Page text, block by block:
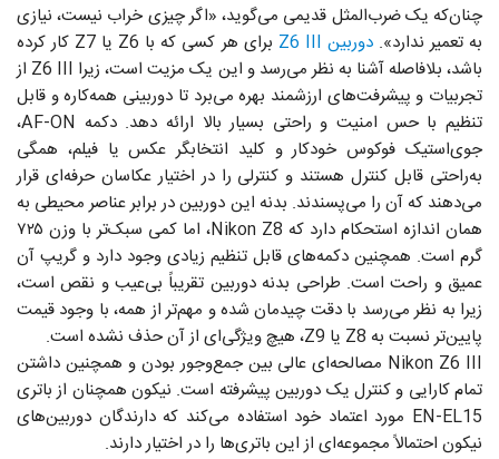
چنان‌که یک ضرب‌المثل قدیمی می‌گوید، «اگر چیزی خراب نیست، نیازی
به تعمیر ندارد».دوربین Z6 III
برای هر کسی که با Z6 یا Z7 کار کرده
باشد، بلافاصله آشنا به نظر می‌رسد و این یک مزیت است، زیرا Z6 III از
تجربیات و پیشرفت‌های ارزشمند بهره می‌برد تا دوربینی همه‌کاره و قابل
تنظیم با حس امنیت و راحتی بسیار بالا ارائه دهد. دکمه AF-ON،
جوی‌استیک فوکوس خودکار و کلید انتخابگر عکس یا فیلم، همگی
به‌راحتی قابل کنترل هستند و کنترلی را در اختیار عکاسان حرفه‌ای قرار
می‌دهند که آن را می‌پسندند. بدنه این دوربین در برابر عناصر محیطی به
همان اندازه استحکام دارد که Nikon Z8، اما کمی سبک‌تر با وزن ۷۲۵
گرم است. همچنین دکمه‌های قابل تنظیم زیادی وجود دارد و گریپ آن
عمیق و راحت است. طراحی بدنه دوربین تقریباً بی‌عیب و نقص است،
زیرا به نظر می‌رسد با دقت چیدمان شده و مهم‌تر از همه، با وجود قیمت
پایین‌تر نسبت به Z8 یا Z9، هیچ ویژگی‌ای از آن حذف نشده است.
Nikon Z6 III مصالحه‌ای عالی بین جمع‌وجور بودن و همچنین داشتن
تمام کارایی و کنترل یک دوربین پیشرفته است. نیکون همچنان از باتری
EN-EL15 مورد اعتماد خود استفاده می‌کند که دارندگان دوربین‌های
نیکون احتمالاً مجموعه‌ای از این باتری‌ها را در اختیار دارند.